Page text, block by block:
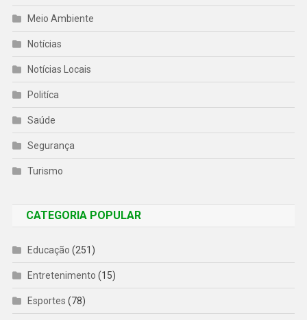
Meio Ambiente
Notícias
Notícias Locais
Politíca
Saúde
Segurança
Turismo
CATEGORIA POPULAR
Educação (251)
Entretenimento (15)
Esportes (78)